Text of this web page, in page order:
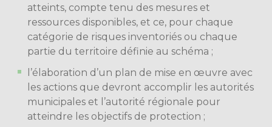
atteints, compte tenu des mesures et
ressources disponibles, et ce, pour chaque
catégorie de risques inventoriés ou chaque
partie du territoire définie au schéma ;
l’élaboration d’un plan de mise en œuvre avec
les actions que devront accomplir les autorités
municipales et l’autorité régionale pour
atteindre les objectifs de protection ;